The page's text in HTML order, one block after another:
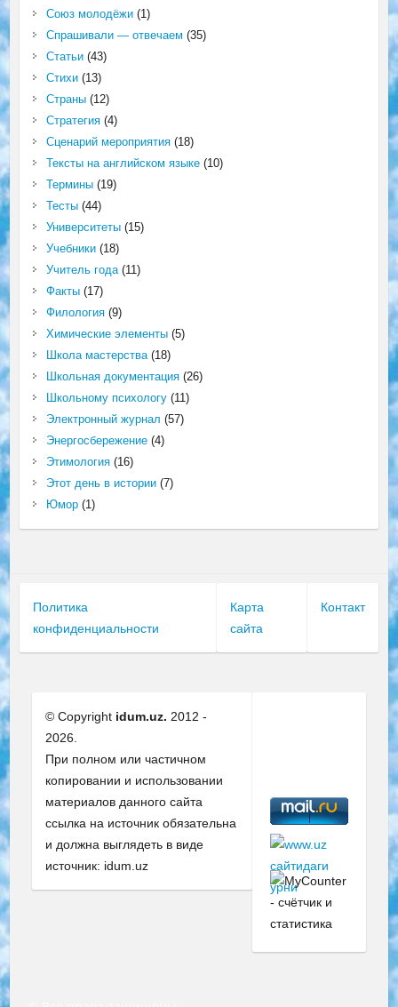
Союз молодёжи(1)
Спрашивали — отвечаем (35)
Статьи(43)
Стихи(13)
Страны(12)
Стратегия(4)
Сценарий мероприятия(18)
Тексты на английском языке(10)
Термины(19)
Тесты(44)
Университеты(15)
Учебники(18)
Учитель года(11)
Факты(17)
Филология(9)
Химические элементы(5)
Школа мастерства(18)
Школьная документация(26)
Школьному психологу(11)
Электронный журнал (57)
Энергосбережение(4)
Этимология(16)
Этот день в истории(7)
Юмор(1)
Политика
конфиденциальности
Карта
сайта
Контакт
© Copyright idum.uz. 2012 -
2026.
При полном или частичном
копировании и использовании
материалов данного сайта
ссылка на источник обязательна
и должна выглядеть в виде
источник: idum.uz